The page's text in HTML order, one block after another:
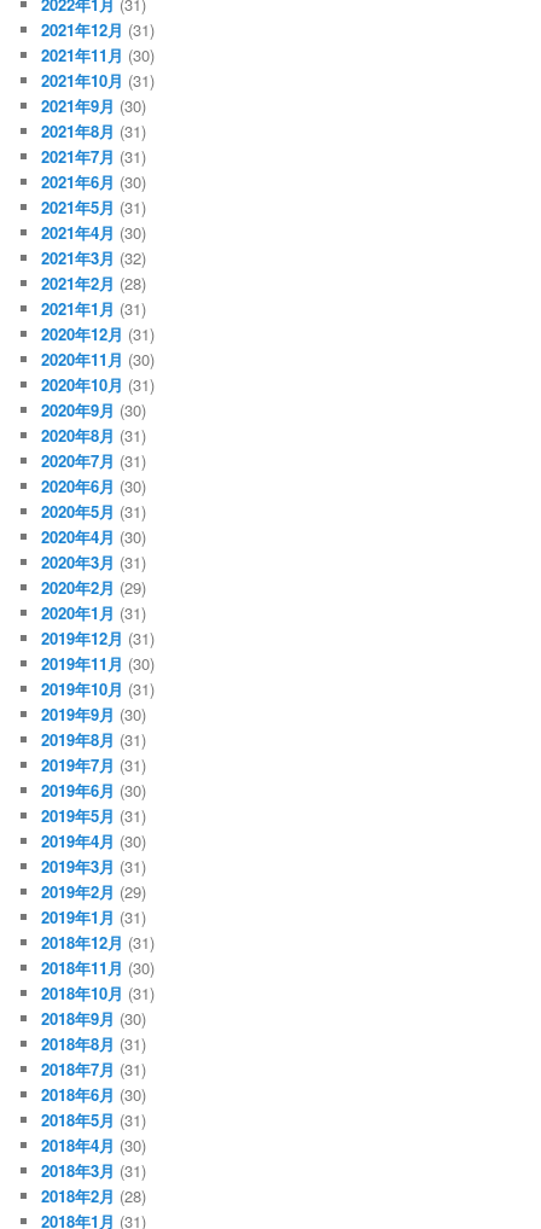
2021年12月 (31)
2021年11月 (30)
2021年10月 (31)
2021年9月 (30)
2021年8月 (31)
2021年7月 (31)
2021年6月 (30)
2021年5月 (31)
2021年4月 (30)
2021年3月 (32)
2021年2月 (28)
2021年1月 (31)
2020年12月 (31)
2020年11月 (30)
2020年10月 (31)
2020年9月 (30)
2020年8月 (31)
2020年7月 (31)
2020年6月 (30)
2020年5月 (31)
2020年4月 (30)
2020年3月 (31)
2020年2月 (29)
2020年1月 (31)
2019年12月 (31)
2019年11月 (30)
2019年10月 (31)
2019年9月 (30)
2019年8月 (31)
2019年7月 (31)
2019年6月 (30)
2019年5月 (31)
2019年4月 (30)
2019年3月 (31)
2019年2月 (29)
2019年1月 (31)
2018年12月 (31)
2018年11月 (30)
2018年10月 (31)
2018年9月 (30)
2018年8月 (31)
2018年7月 (31)
2018年6月 (30)
2018年5月 (31)
2018年4月 (30)
2018年3月 (31)
2018年2月 (28)
2018年1月 (31)